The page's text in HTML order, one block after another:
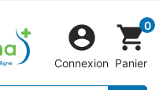

Connexion
shopping_cart0
Panier